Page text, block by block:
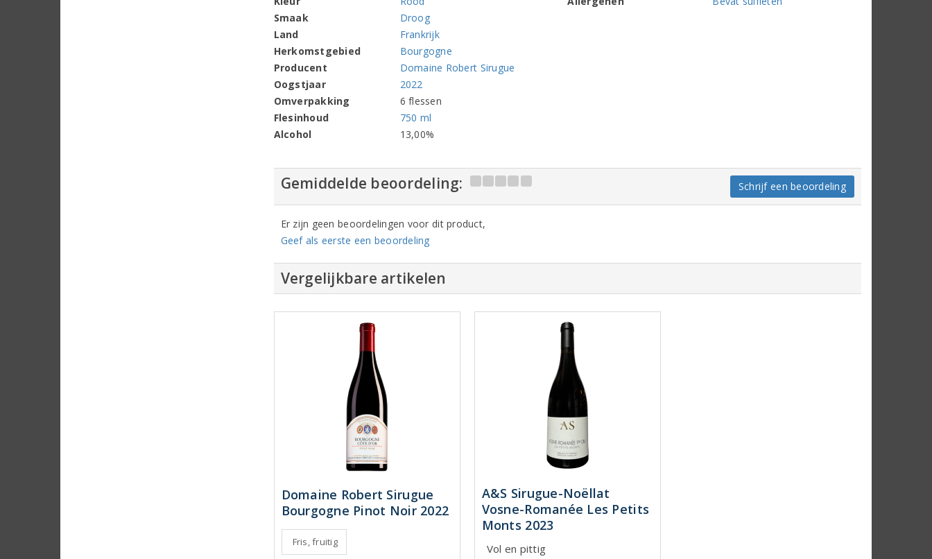
Smaak
Droog
Land
Frankrijk
Herkomstgebied
Bourgogne
Producent
Domaine Robert Sirugue
Oogstjaar
2022
Omverpakking
6 flessen
Flesinhoud
750 ml
Alcohol
13,00%
Gemiddelde beoordeling: Schrijf een beoordeling
Er zijn geen beoordelingen voor dit product,
Geef als eerste een beoordeling
Vergelijkbare artikelen
Domaine Robert Sirugue
Bourgogne Pinot Noir 2022
Fris, fruitig
A&S Sirugue-Noëllat
Vosne-Romanée Les Petits
Monts 2023
Vol en pittig